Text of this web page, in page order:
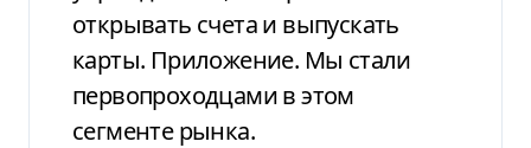
открывать счета и выпускать
карты. Приложение. Мы стали
первопроходцами в этом
сегменте рынка.